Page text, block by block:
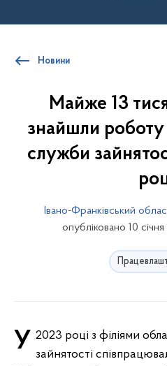
Новини
Майже 13
знайшли
служби
Івано-Франківський
опубліковано 10
У 2023 році з філіями обласного центру зайнятості